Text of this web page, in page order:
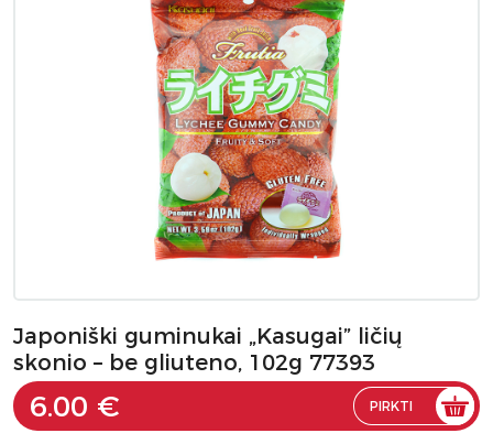
Japoniški guminukai „Kasugai” ličių
skonio – be gliuteno, 102g 77393
6.00 € PIRKTI